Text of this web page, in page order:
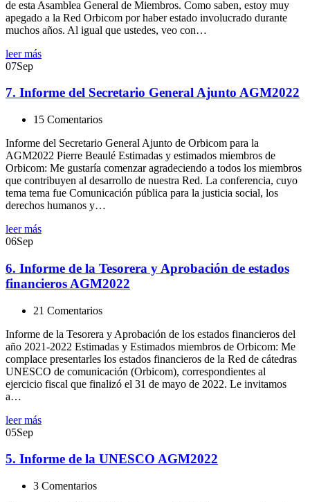
de esta Asamblea General de Miembros. Como saben, estoy muy
apegado a la Red Orbicom por haber estado involucrado durante
muchos años. Al igual que ustedes, veo con…
leer más
07Sep
7. Informe del Secretario General Ajunto AGM2022
15 Comentarios
Informe del Secretario General Ajunto de Orbicom para la
AGM2022 Pierre Beaulé Estimadas y estimados miembros de
Orbicom: Me gustaría comenzar agradeciendo a todos los miembros
que contribuyen al desarrollo de nuestra Red. La conferencia, cuyo
tema tema fue Comunicación pública para la justicia social, los
derechos humanos y…
leer más
06Sep
6. Informe de la Tesorera y Aprobación de estados
financieros AGM2022
21 Comentarios
Informe de la Tesorera y Aprobación de los estados financieros del
año 2021-2022 Estimadas y Estimados miembros de Orbicom: Me
complace presentarles los estados financieros de la Red de cátedras
UNESCO de comunicación (Orbicom), correspondientes al
ejercicio fiscal que finalizó el 31 de mayo de 2022. Le invitamos
a…
leer más
05Sep
5. Informe de la UNESCO AGM2022
3 Comentarios